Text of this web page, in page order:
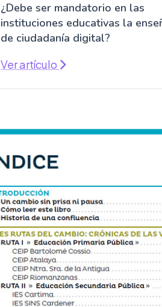
¿Debe ser mandatorio en las
instituciones educativas la
de ciudadanía digital?
Ver artículo